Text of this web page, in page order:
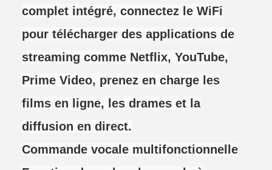
complet intégré, connectez le WiFi
pour télécharger des applications de
streaming comme Netflix, YouTube,
Prime Video, prenez en charge les
films en ligne, les drames et la
diffusion en direct.
Commande vocale multifonctionnelle